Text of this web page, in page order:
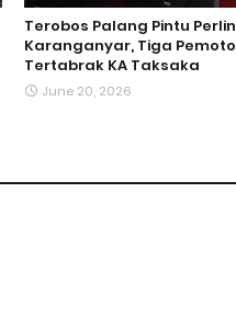
Terobos Palang Pintu
Karanganyar, Tiga
Tertabrak KA Taksaka
June 20, 2026